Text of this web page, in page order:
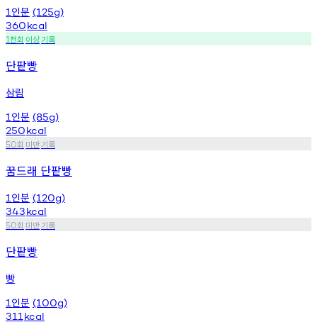
1 인분 (125g)
360kcal
1천회 이상기록
단팥빵
삼림
1 인분 (85g)
250kcal
50회 미만기록
꿈드래 단팥빵
1 인분 (120g)
343kcal
50회 미만기록
단팥빵
빵
1 인분 (100g)
311 kcal